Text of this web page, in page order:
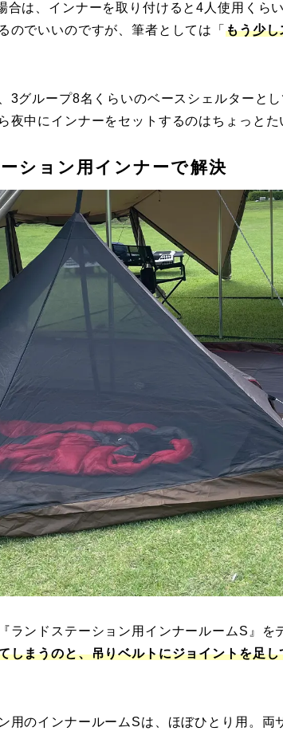
合は、インナーを取り付けると4人使用くら
のでいいのですが、筆者としては「 もう少し
3グループ8名くらいのベースシェルターと
夜中にインナーをセットするのはちょっとた
ション用インナーで解決
ランドステーション用インナールームS』を
しまうのと、吊りベルトにジョイントを足
用のインナールームSは、ほぼひとり用。